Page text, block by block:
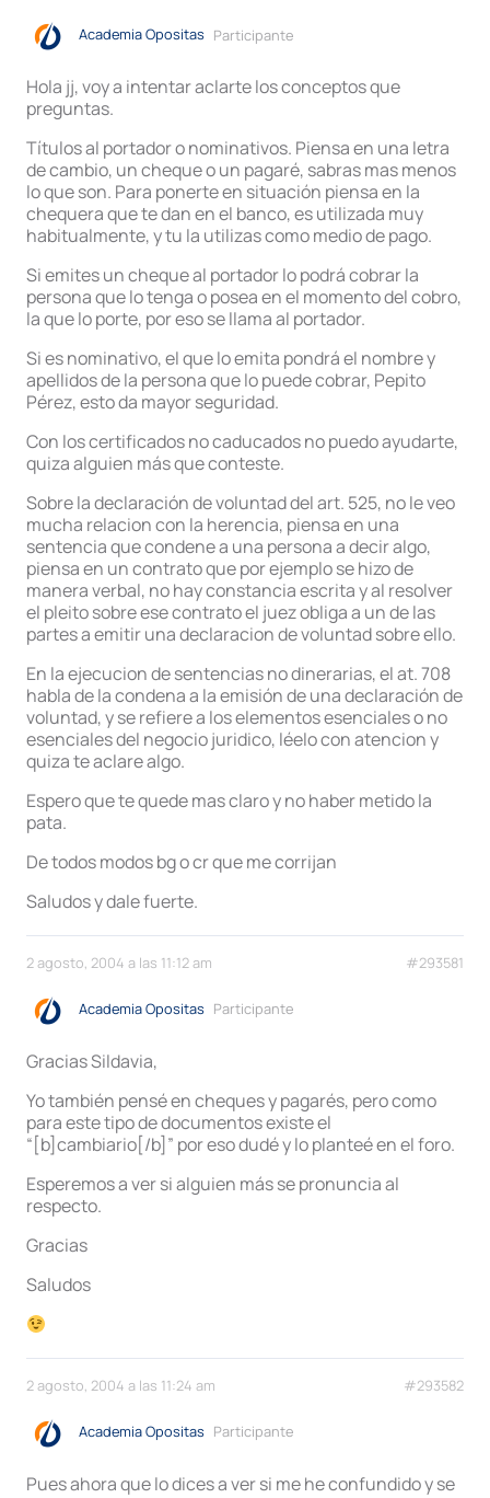
Academia Opositas Participante
Hola jj, voy a intentar aclarte los conceptos que
preguntas.
Títulos al portador o nominativos. Piensa en una letra
de cambio, un cheque o un pagaré, sabras mas menos
lo que son. Para ponerte en situación piensa en la
chequera que te dan en el banco, es utilizada muy
habitualmente, y tu la utilizas como medio de pago.
Si emites un cheque al portador lo podrá cobrar la
persona que lo tenga o posea en el momento del cobro,
la que lo porte, por eso se llama al portador.
Si es nominativo, el que lo emita pondrá el nombre y
apellidos de la persona que lo puede cobrar, Pepito
Pérez, esto da mayor seguridad.
Con los certificados no caducados no puedo ayudarte,
quiza alguien más que conteste.
Sobre la declaración de voluntad del art. 525, no le veo
mucha relacion con la herencia, piensa en una
sentencia que condene a una persona a decir algo,
piensa en un contrato que por ejemplo se hizo de
manera verbal, no hay constancia escrita y al resolver
el pleito sobre ese contrato el juez obliga a un de las
partes a emitir una declaracion de voluntad sobre ello.
En la ejecucion de sentencias no dinerarias, el at. 708
habla de la condena a la emisión de una declaración de
voluntad, y se refiere a los elementos esenciales o no
esenciales del negocio juridico, léelo con atencion y
quiza te aclare algo.
Espero que te quede mas claro y no haber metido la
pata.
De todos modos bg o cr que me corrijan
Saludos y dale fuerte.
2 agosto, 2004 a las 11:12 am #293581
Academia Opositas Participante
Gracias Sildavia,
Yo también pensé en cheques y pagarés, pero como
para este tipo de documentos existe el
“[b]cambiario[/b]” por eso dudé y lo planteé en el foro.
Esperemos a ver si alguien más se pronuncia al
respecto.
Gracias
Saludos
2 agosto, 2004 a las 11:24 am #293582
Academia Opositas Participante
Pues ahora que lo dices a ver si me he confundido y se